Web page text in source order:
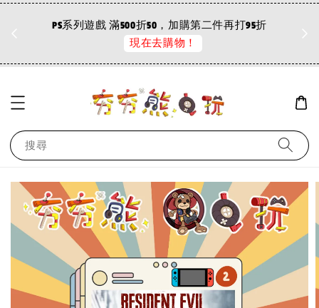
PS系列遊戲 滿500折50，加購第二件再打95折
現在去購物！
搜尋